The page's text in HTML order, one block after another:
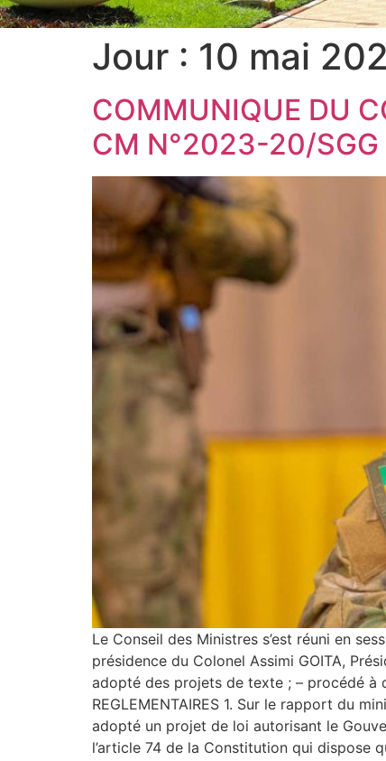
Jour : 10 mai
COMMUNIQUE DU
CM N°2023-20/SGG
Le Conseil des Ministres s’est réuni en
présidence du Colonel Assimi GOITA,
adopté des projets de texte ; – procédé à
REGLEMENTAIRES 1. Sur le rapport du
adopté un projet de loi autorisant le
l’article 74 de la Constitution qui dispose